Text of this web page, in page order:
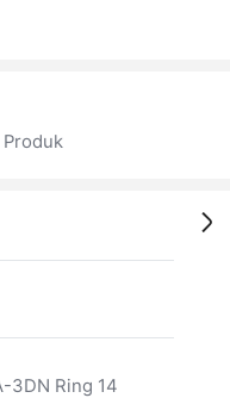
Produk
3DN Ring 14